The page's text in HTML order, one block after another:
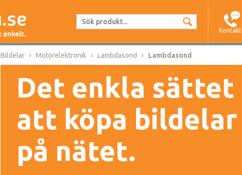
Kontakt
Bildelar Motorelektronik Lambdasond Lambdasond
Det enkla sättet
att köpa bildelar
på nätet.